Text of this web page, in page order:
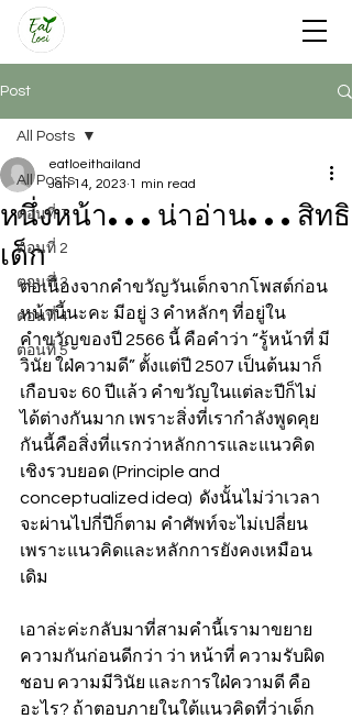
Post
All Posts
ตอนที่ 1
ตอนที่ 2
ตอนที่ 3
ตอนที่ 4
ตอนที่ 5
All Posts
หนึ่งหน้า...น่าอ่าน...สิทธิ
เด็ก
eatloeithailand
Jan 14, 2023 1 min read
ต่อเนื่องจากคำขวัญวันเด็กจากโพสต์ก่อน
หน้านี้นะคะ มีอยู่ 3 คำหลักๆ ที่อยู่ใน
คำขวัญของปี 2566 นี้ คือคำว่า “รู้หน้าที่ มี
วินัย ใฝ่ความดี” ตั้งแต่ปี 2507 เป็นต้นมาก็
เกือบจะ 60 ปีแล้ว คำขวัญในแต่ละปีก็ไม่
ได้ต่างกันมาก เพราะสิ่งที่เรากำลังพูดคุย
กันนี้คือสิ่งที่แรกว่าหลักการและแนวคิด
เชิงรวบยอด (Principle and
conceptualized idea)  ดังนั้นไม่ว่าเวลา
จะผ่านไปกี่ปีก็ตาม คำศัพท์จะไม่เปลี่ยน
เพราะแนวคิดและหลักการยังคงเหมือน
เดิม
เอาล่ะค่ะกลับมาที่สามคำนี้เรามาขยาย
ความกันก่อนดีกว่า ว่า หน้าที่ ความรับผิด
ชอบ ความมีวินัย และการใฝ่ความดี คือ
อะไร? ถ้าตอบภายในใต้แนวคิดที่ว่าเด็ก